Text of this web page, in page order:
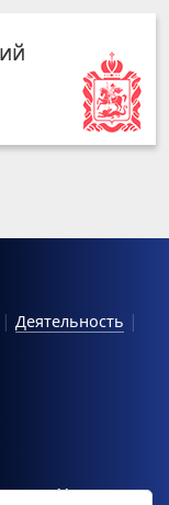
Деятельность
11